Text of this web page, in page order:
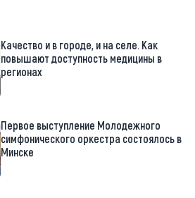
Качество и в городе, и на селе. Как
повышают доступность медицины в
регионах
Первое выступление Молодежного
симфонического оркестра состоялось в
Минске